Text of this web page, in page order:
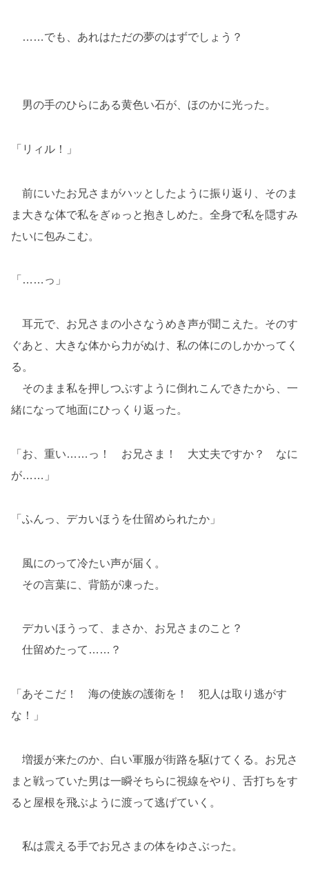
……でも、あれはただの夢のはずでしょう？
男の手のひらにある黄色い石が、ほのかに光った。
「リィル！」
前にいたお兄さまがハッとしたように振り返り、そのま
ま大きな体で私をぎゅっと抱きしめた。全身で私を隠すみ
たいに包みこむ。
「……っ」
耳元で、お兄さまの小さなうめき声が聞こえた。そのす
ぐあと、大きな体から力がぬけ、私の体にのしかかってく
る。
そのまま私を押しつぶすように倒れこんできたから、一
緒になって地面にひっくり返った。
「お、重い……っ！ お兄さま！ 大丈夫ですか？ なに
が……」
「ふんっ、デカいほうを仕留められたか」
風にのって冷たい声が届く。
その言葉に、背筋が凍った。
デカいほうって、まさか、お兄さまのこと？
仕留めたって……？
「あそこだ！ 海の使族の護衛を！ 犯人は取り逃がす
な！」
増援が来たのか、白い軍服が街路を駆けてくる。お兄さ
まと戦っていた男は一瞬そちらに視線をやり、舌打ちをす
ると屋根を飛ぶように渡って逃げていく。
私は震える手でお兄さまの体をゆさぶった。